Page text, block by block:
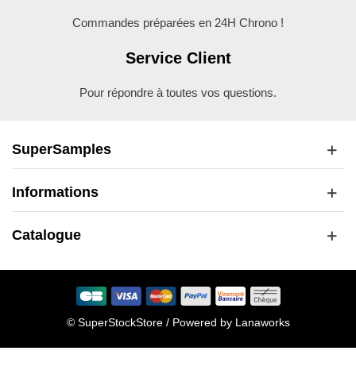
Commandes préparées en 24H Chrono !
Service Client
Pour répondre à toutes vos questions.
SuperSamples
Informations
Catalogue
© SuperStockStore / Powered by Lanaworks